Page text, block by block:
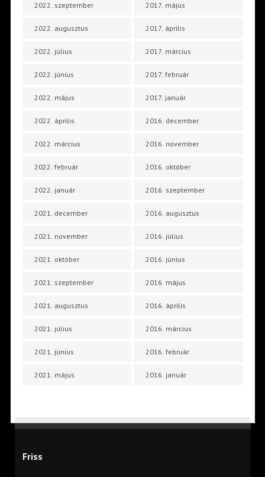
2022. szeptember
2022. augusztus
2022. július
2022. június
2022. május
2022. április
2022. március
2022. február
2022. január
2021. december
2021. november
2021. október
2021. szeptember
2021. augusztus
2021. július
2021. június
2021. május
2017. május
2017. április
2017. március
2017. február
2017. január
2016. december
2016. november
2016. október
2016. szeptember
2016. augusztus
2016. július
2016. június
2016. május
2016. április
2016. március
2016. február
2016. január
Friss